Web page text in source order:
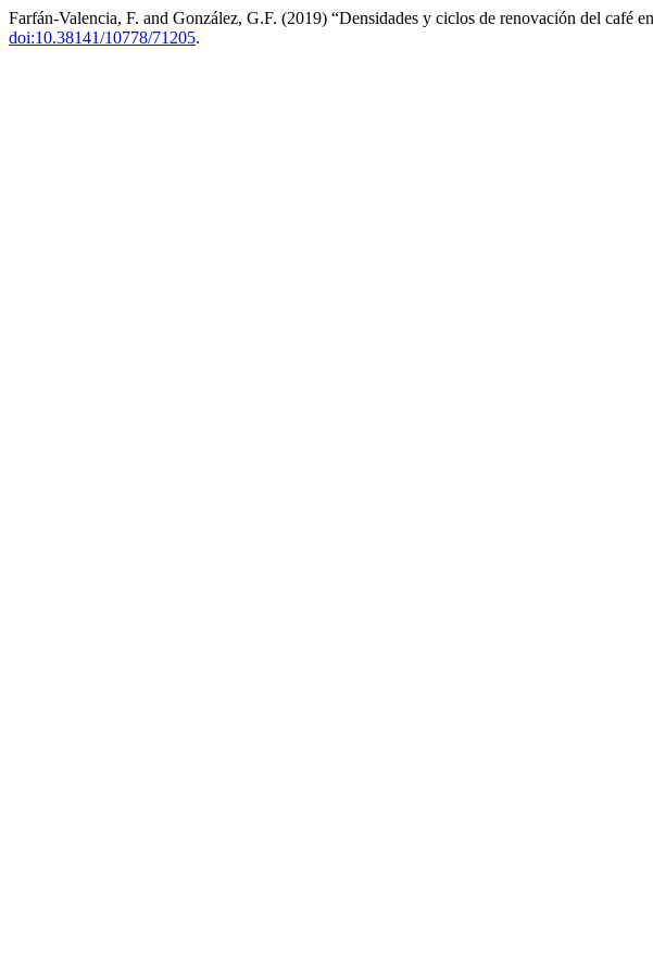
Farfán-Valencia, F. and González, G.F. (2019) “Densidades y ciclos de renovación del café
doi:10.38141/10778/71205.